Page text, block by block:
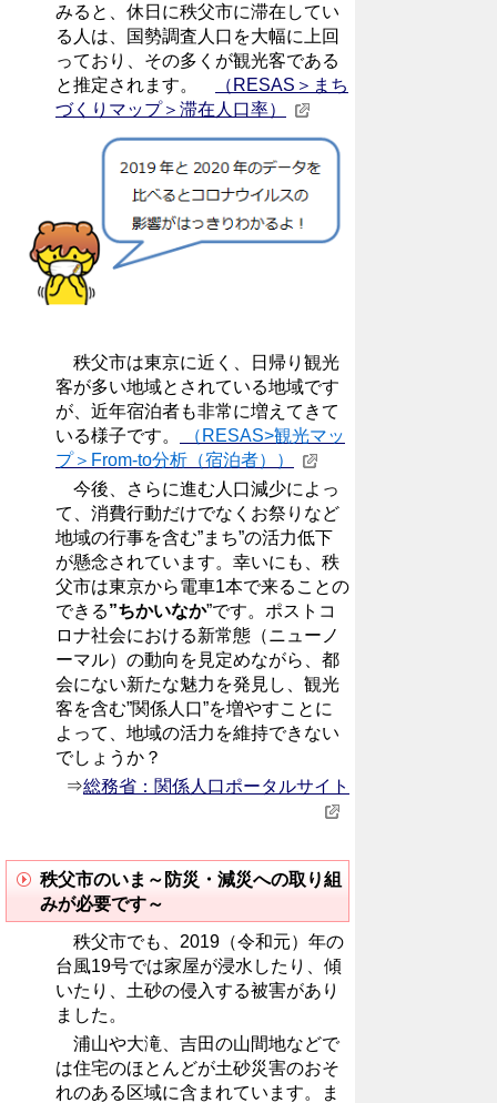
みると、休日に秩父市に滞在してい
る人は、国勢調査人口を大幅に上回
っており、その多くが観光客である
と推定されます。
（RESAS＞まち
づくりマップ＞滞在人口率）
秩父市は東京に近く、日帰り観光
客が多い地域とされている地域です
が、近年宿泊者も非常に増えてきて
いる様子です。
（RESAS>観光マッ
プ＞From-to分析（宿泊者））
今後、さらに進む人口減少によっ
て、消費行動だけでなくお祭りなど
地域の行事を含む”まち”の活力低下
が懸念されています。幸いにも、秩
父市は東京から電車1本で来ることの
できる”ちかいなか”です。ポストコ
ロナ社会における新常態（ニューノ
ーマル）の動向を見定めながら、都
会にない新たな魅力を発見し、観光
客を含む”関係人口”を増やすことに
よって、地域の活力を維持できない
でしょうか？
⇒総務省：関係人口ポータルサイト
秩父市のいま～防災・減災への取り組
みが必要です～
秩父市でも、2019（令和元）年の
台風19号では家屋が浸水したり、傾
いたり、土砂の侵入する被害があり
ました。
浦山や大滝、吉田の山間地などで
は住宅のほとんどが土砂災害のおそ
れのある区域に含まれています。ま